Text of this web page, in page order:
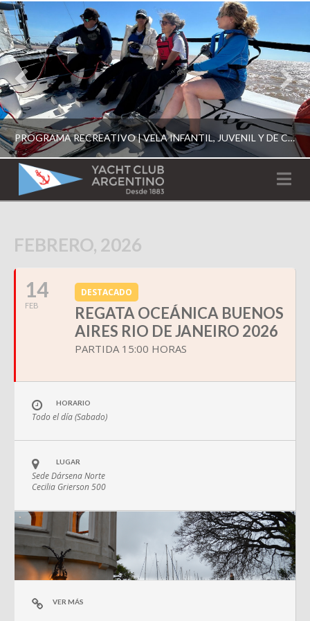
PROGRAMA RECREATIVO | VELA INFANTIL, JUVENIL Y DE CRUCERO 2026
ESCUELA RECREATIVA 2026
YACHT
ARGENTINO
FEBRERO, 2026
14
FEB
DESTACADO
REGATA OCEÁNICA BUENOS
AIRES RIO DE JANEIRO 2026
PARTIDA 15:00 HORAS
HORARIO
Todo el día (Sabado)
LUGAR
Sede Dársena Norte
Cecilia Grierson 500
VER MÁS